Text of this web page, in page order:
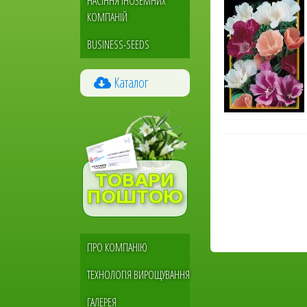
КОМПАНІЙ
BUSINESS-SEEDS
Каталог
Меню
ПРО КОМПАНІЮ
ТЕХНОЛОГІЯ ВИРОЩУВАННЯ
ГАЛЕРЕЯ